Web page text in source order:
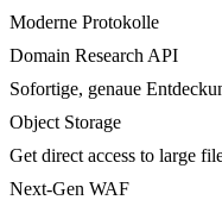
Moderne Protokolle
Domain Research API
Sofortige, genaue
Object Storage
Get direct access to large
Next-Gen WAF